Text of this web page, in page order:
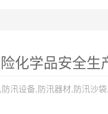
化学品安全生
汛设备,防汛器材,防汛沙